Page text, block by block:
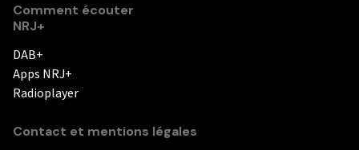
Comment écouter
NRJ+
DAB+
Apps NRJ+
Radioplayer
Contact et mentions légales